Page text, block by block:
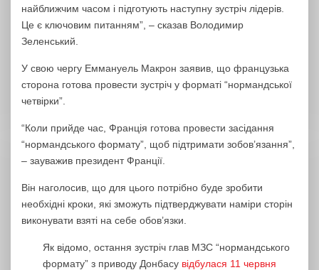
найближчим часом і підготують наступну зустріч лідерів.
Це є ключовим питанням”, – сказав Володимир
Зеленський.
У свою чергу Еммануель Макрон заявив, що французька
сторона готова провести зустріч у форматі “нормандської
четвірки”.
“Коли прийде час, Франція готова провести засідання
“нормандського формату”, щоб підтримати зобов’язання”,
– зауважив президент Франції.
Він наголосив, що для цього потрібно буде зробити
необхідні кроки, які зможуть підтверджувати наміри сторін
виконувати взяті на себе обов’язки.
Як відомо, остання зустріч глав МЗС “нормандського
формату” з приводу Донбасу відбулася 11 червня